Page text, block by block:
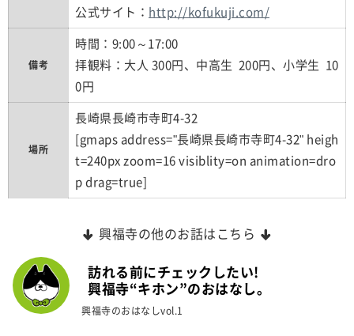
公式サイト： http://kofukuji.com/
備考
時間：9:00～17:00
拝観料：大人 300円、中高生 200円、小学生 10
0円
場所
長崎県長崎市寺町4-32
[gmaps address="長崎県長崎市寺町4-32" heigh
t=240px zoom=16 visiblity=on animation=dro
p drag=true]
興福寺の他のお話はこちら
訪れる前にチェックしたい!
興福寺“キホン”のおはなし。
興福寺のおはなしvol.1